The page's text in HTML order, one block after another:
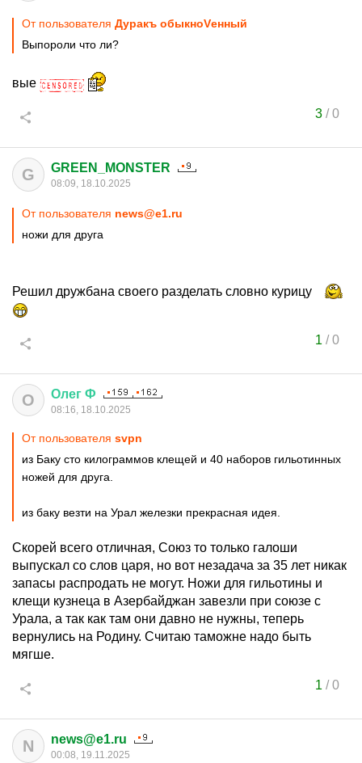
От пользователя Дуракъ обыкноVенный
Выпороли что ли?
вые
3/0
G GREEN_MONSTER
08:09, 18.10.2025
От пользователя news@e1.ru
ножи для друга
Решил дружбана своего разделать словно курицу
1 /0
О Олег Ф
08:16, 18.10.2025
От пользователя svpn
из Баку сто килограммов клещей и 40 наборов гильотинных
ножей для друга.
из баку везти на Урал железки прекрасная идея.
Скорей всего отличная, Союз то только галоши
выпускал со слов царя, но вот незадача за 35 лет никак
запасы распродать не могут. Ножи для гильотины и
клещи кузнеца в Азербайджан завезли при союзе с
Урала, а так как там они давно не нужны, теперь
вернулись на Родину. Считаю таможне надо быть
мягше.
1 /0
N news@e1.ru
00:08, 19.11.2025